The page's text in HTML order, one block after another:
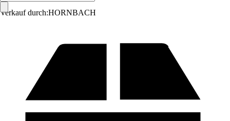
Verkauf durch:HORNBACH